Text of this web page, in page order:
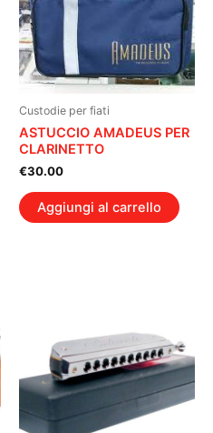
Custodie per fiati
ASTUCCIO AMADEUS PER
CLARINETTO
€30.00
Aggiungi al carrello